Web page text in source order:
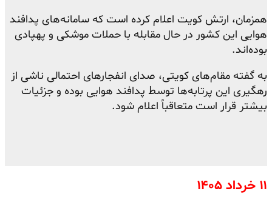
همزمان، ارتش کویت اعلام کرده است که سامانه‌های پدافند
هوایی این کشور در حال مقابله با حملات موشکی و پهپادی
بوده‌اند.
به گفته مقام‌های کویتی، صدای انفجارهای احتمالی ناشی از
رهگیری این پرتابه‌ها توسط پدافند هوایی بوده و جزئیات
بیشتر قرار است متعاقباً اعلام شود.
۱۱ خرداد ۱۴۰۵